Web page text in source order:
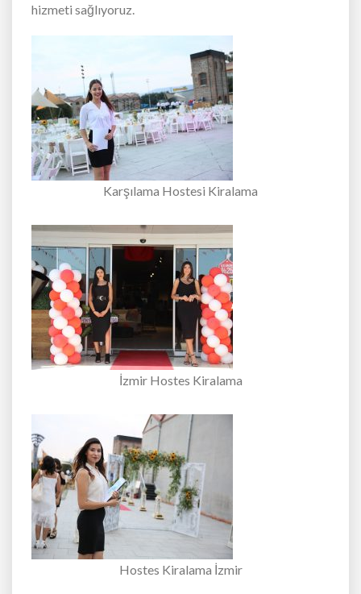
hizmeti sağlıyoruz.
Karşılama Hostesi Kiralama
İzmir Hostes Kiralama
Hostes Kiralama İzmir